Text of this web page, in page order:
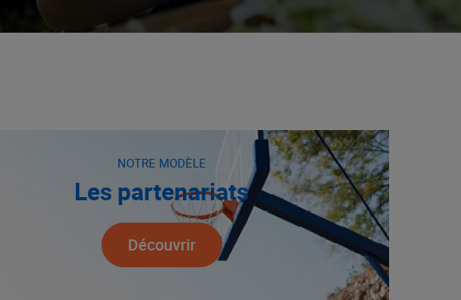
NOTRE MODÈLE
Les partenariats
Découvrir